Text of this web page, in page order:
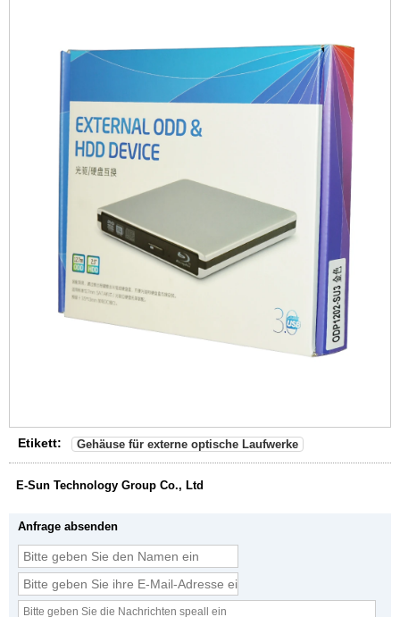
Etikett: Gehäuse für externe optische Laufwerke
E-Sun Technology Group Co., Ltd
Anfrage absenden